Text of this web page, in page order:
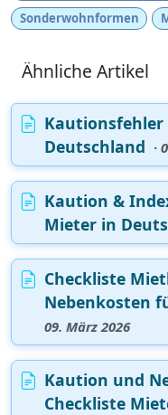
Sonderwohnformen
Ähnliche Artikel
Deutschland ·
Kaution &
Mieter in
Checkliste
Nebenkosten
09. März 2026
Kaution und
Checkliste